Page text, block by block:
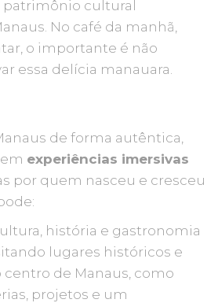
cultural
No café da manhã,
o importante é não
essa delícia manauara.
de forma autêntica,
experiências imersivas
por quem nasceu e cresceu
história e gastronomia
lugares históricos e
de Manaus, como
projetos e um